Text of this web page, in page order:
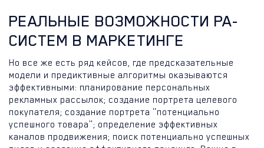
РЕАЛЬНЫЕ ВОЗМОЖНОСТИ PA-
СИСТЕМ В МАРКЕТИНГЕ
Но все же есть ряд кейсов, где предсказательные
модели и предиктивные алгоритмы оказываются
эффективными: планирование персональных
рекламных рассылок; создание портрета целевого
покупателя; создание портрета "потенциально
успешного товара"; определение эффективных
каналов продвижения; поиск потенциально успешных